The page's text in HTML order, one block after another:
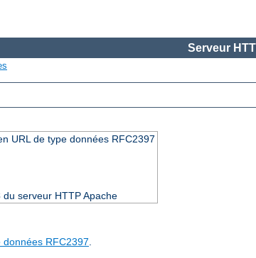
Serveur
URL de type données RFC2397
serveur HTTP Apache
données RFC2397.